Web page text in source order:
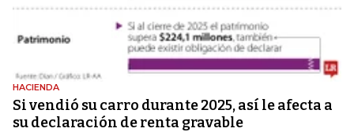
HACIENDA
Si vendió su carro durante 2025, así le afecta a
su declaración de renta gravable